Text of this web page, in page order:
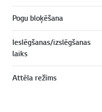
Pogu bloķēšana
Ieslēgšanas/izslēgšanas
laiks
Attēla režīms